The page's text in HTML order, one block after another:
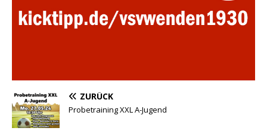
ZURÜCK
Probetraining XXL A-Jugend